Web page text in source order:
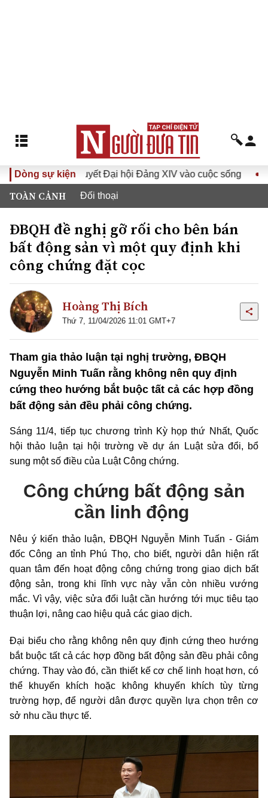
Dòng sự kiện
Nghị quyết Đại hội Đảng XIV vào cuộc sống Hướng
TOÀN CẢNH Đối thoại
ĐBQH đề nghị gỡ rối cho bên bán
bất động sản vì một quy định khi
công chứng đặt cọc
Hoàng Thị Bích
Thứ 7, 11/04/2026 11:01 GMT+7
Tham gia thảo luận tại nghị trường, ĐBQH
Nguyễn Minh Tuấn rằng không nên quy định
cứng theo hướng bắt buộc tất cả các hợp đồng
bất động sản đều phải công chứng.
Sáng 11/4, tiếp tục chương trình Kỳ họp thứ Nhất, Quốc
hội thảo luận tại hội trường về dự án Luật sửa đổi, bổ
sung một số điều của Luật Công chứng.
Công chứng bất động sản
cần linh động
Nêu ý kiến thảo luận, ĐBQH Nguyễn Minh Tuấn - Giám
đốc Công an tỉnh Phú Thọ, cho biết, người dân hiện rất
quan tâm đến hoạt động công chứng trong giao dịch bất
động sản, trong khi lĩnh vực này vẫn còn nhiều vướng
mắc. Vì vậy, việc sửa đổi luật cần hướng tới mục tiêu tạo
thuận lợi, nâng cao hiệu quả các giao dịch.
Đại biểu cho rằng không nên quy định cứng theo hướng
bắt buộc tất cả các hợp đồng bất động sản đều phải công
chứng. Thay vào đó, cần thiết kế cơ chế linh hoạt hơn, có
thể khuyến khích hoặc không khuyến khích tùy từng
trường hợp, để người dân được quyền lựa chọn trên cơ
sở nhu cầu thực tế.